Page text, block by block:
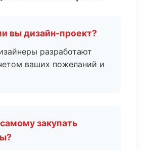
вы дизайн-проект?
разработают
ваших пожеланий и
закупать